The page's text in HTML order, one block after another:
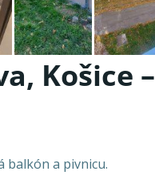
Košice –
balkón a pivnicu.